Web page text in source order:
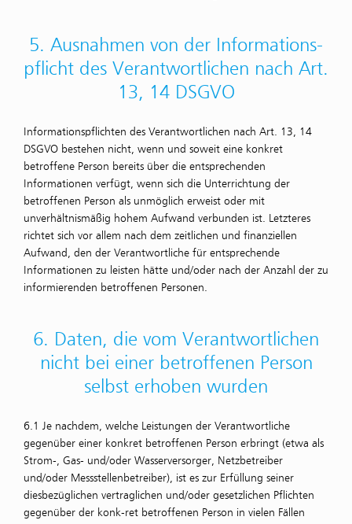
5. Ausnahmen von der Informations­
pflicht des Verant­wortlichen nach Art.
13, 14 DSGVO
Informationspflichten des Verantwortlichen nach Art. 13, 14
DSGVO bestehen nicht, wenn und soweit eine konkret
betroffene Person bereits über die entsprechenden
Informationen verfügt, wenn sich die Unterrichtung der
betroffenen Person als unmöglich erweist oder mit
unverhältnismäßig hohem Aufwand verbunden ist. Letzteres
richtet sich vor allem nach dem zeitlichen und finanziellen
Aufwand, den der Verantwortliche für entsprechende
Informationen zu leisten hätte und/oder nach der Anzahl der zu
informierenden betroffenen Personen.
6. Daten, die vom Verant­wortlichen
nicht bei einer betroffenen Person
selbst erhoben wurden
6.1 Je nachdem, welche Leistungen der Verantwortliche
gegenüber einer konkret betroffenen Person erbringt (etwa als
Strom-, Gas- und/oder Wasserversorger, Netzbetreiber
und/oder Messstellenbetreiber), ist es zur Erfüllung seiner
diesbezüglichen vertraglichen und/oder gesetzlichen Pflichten
gegenüber der konk-ret betroffenen Person in vielen Fällen